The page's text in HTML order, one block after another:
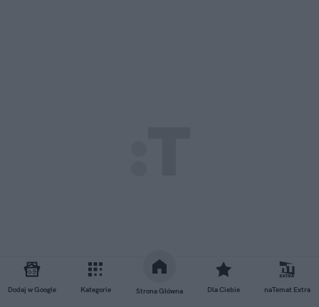
Dodaj w Google Kategorie Strona Główna Dla Ciebie naTemat Extra